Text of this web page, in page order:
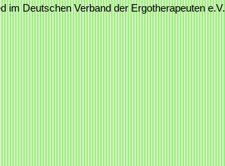
im Deutschen Verband der Ergotherapeuten e.V.